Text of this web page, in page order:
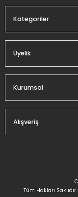
Kategoriler
Üyelik
Kurumsal
Alışveriş
Tüm Hakları